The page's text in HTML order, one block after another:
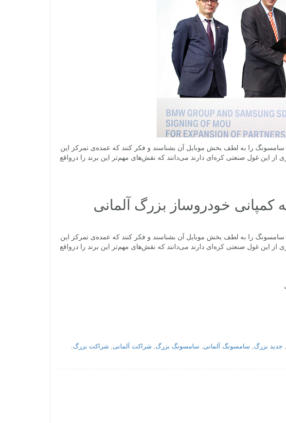
سامسونگ را به لطف بخش موبایل آن بشناسند و فکر کنند که عمده‌ی تمرکز این
این غول صنعتی کره‌ای دارند می‌دانند که نقش‌های مهم‌تر این برند را درواقع
خودروساز بزرگ آلمانی
سامسونگ را به لطف بخش موبایل آن بشناسند و فکر کنند که عمده‌ی تمرکز این
این غول صنعتی کره‌ای دارند می‌دانند که نقش‌های مهم‌تر این برند را درواقع
, جدید بزرگ, سامسونگ آلمانی, سامسونگ بزرگ, شراکت آلمانی, شراکت بزرگ,